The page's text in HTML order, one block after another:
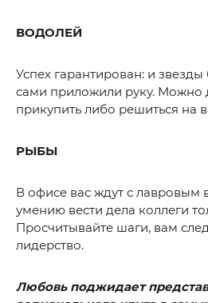
ВОДОЛЕЙ
Успех гарантирован: и звезды
сами приложили руку. Можно
прикупить либо решиться на
РЫБЫ
В офисе вас ждут с лавровым
умению вести дела коллеги
Просчитывайте шаги, вам
лидерство.
Любовь поджидает